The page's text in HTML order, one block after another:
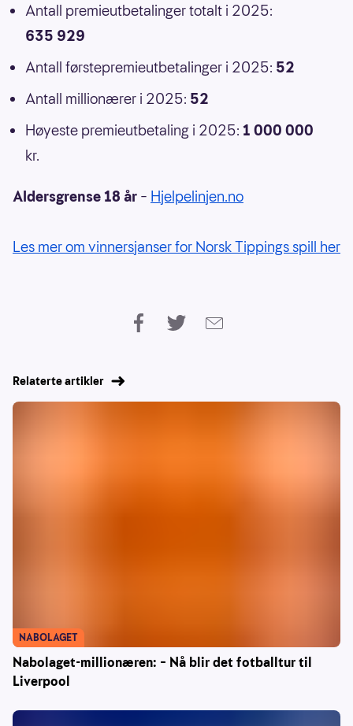
Antall premieutbetalinger totalt i 2025:
635 929
Antall førstepremieutbetalinger i 2025: 52
Antall millionærer i 2025: 52
Høyeste premieutbetaling i 2025: 1 000 000
kr.
Aldersgrense 18 år – Hjelpelinjen.no
Les mer om vinnersjanser for Norsk Tippings spill her
Relaterte artikler
Nabolaget-millionæren: – Nå blir det fotballtur til
Liverpool
NABOLAGET